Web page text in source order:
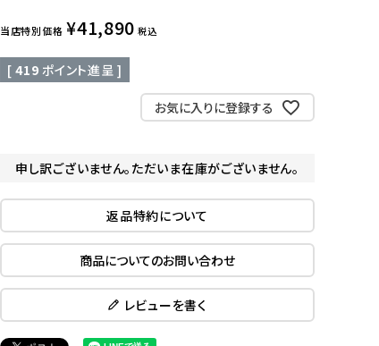
当店特別価格 ¥41,890 税込
[ 419 ポイント進呈 ]
お気に入りに登録する
申し訳ございません。ただいま在庫がございません。
返品特約について
商品についてのお問い合わせ
レビューを書く